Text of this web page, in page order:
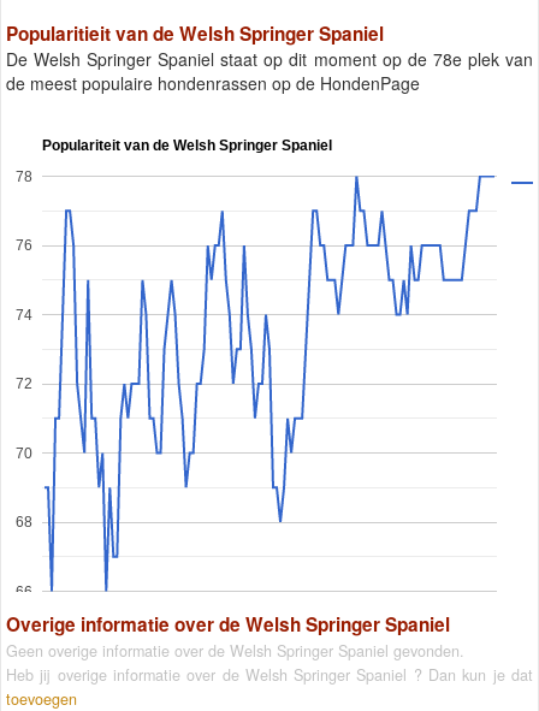
Popularitieit van de Welsh Springer Spaniel
De Welsh Springer Spaniel staat op dit moment op de 78e plek van
de meest populaire hondenrassen op de HondenPage
Populariteit van de Welsh Springer Spaniel
66
68
70
72
74
76
78
Overige informatie over de Welsh Springer Spaniel
Geen overige informatie over de Welsh Springer Spaniel gevonden.
Heb jij overige informatie over de Welsh Springer Spaniel ? Dan kun je dat
toevoegen